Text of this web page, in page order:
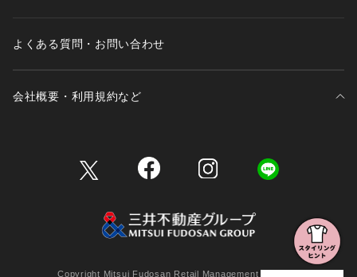
よくある質問・お問い合わせ
会社概要・利用規約など
Copyright Mitsui Fudosan Retail Management Co., Ltd.